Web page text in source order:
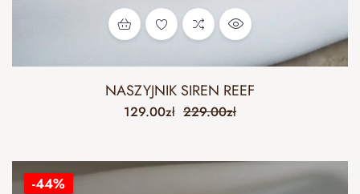
NASZYJNIK SIREN REEF
229.00zł
129.00zł
-44%